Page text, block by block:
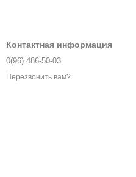
Контактная информация
0(96) 486-50-03
Перезвонить вам?